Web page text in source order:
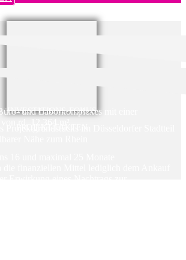
INVESTITIONS-FOKUS
und Laborkomplexes mit einer